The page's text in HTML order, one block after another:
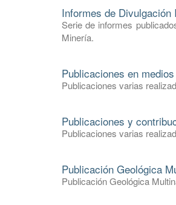
Informes de Divulgación
Serie de informes
Minería.
Publicaciones en
Publicaciones varias
Publicaciones y
Publicaciones varias
Publicación Geológica
Publicación Geológica